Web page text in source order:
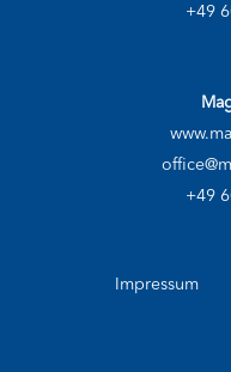
+49
+49
Impressum